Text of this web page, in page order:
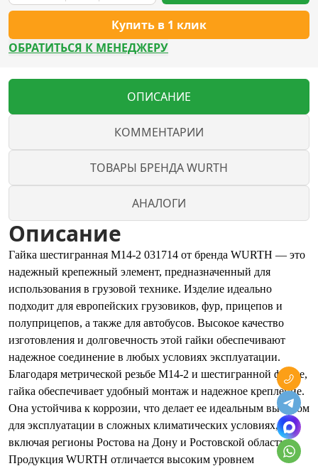
Купить в 1 клик
ОБРАТИТЬСЯ К МЕНЕДЖЕРУ
ОПИСАНИЕ
КОММЕНТАРИИ
ТОВАРЫ БРЕНДА WURTH
АНАЛОГИ
Описание
Гайка шестигранная М14-2 031714 от бренда WURTH — это
надежный крепежный элемент, предназначенный для
использования в грузовой технике. Изделие идеально
подходит для европейских грузовиков, фур, прицепов и
полуприцепов, а также для автобусов. Высокое качество
изготовления и долговечность этой гайки обеспечивают
надежное соединение в любых условиях эксплуатации.
Благодаря метрической резьбе М14-2 и шестигранной форме,
гайка обеспечивает удобный монтаж и надежное крепление.
Она устойчива к коррозии, что делает ее идеальным выбором
для эксплуатации в сложных климатических условиях,
включая регионы Ростова на Дону и Ростовской области.
Продукция WURTH отличается высоким уровнем